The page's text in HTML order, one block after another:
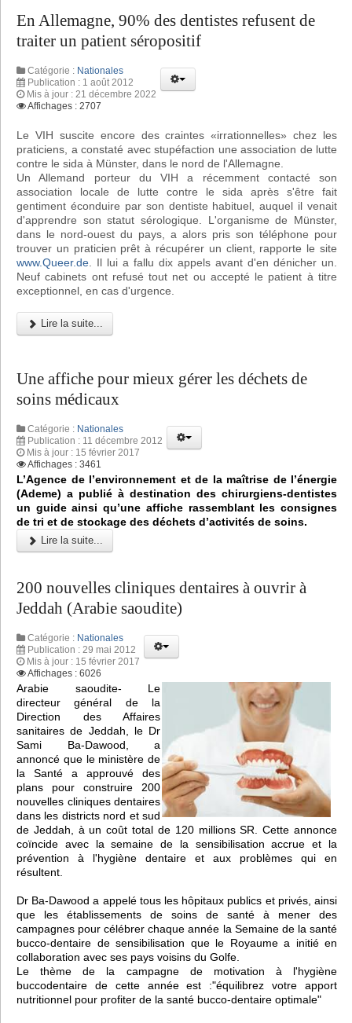
En Allemagne, 90% des dentistes refusent de
traiter un patient séropositif
Catégorie : Nationales
Publication : 1 août 2012
Mis à jour : 21 décembre 2022
Affichages : 2707
Le VIH suscite encore des craintes «irrationnelles» chez les
praticiens, a constaté avec stupéfaction une association de lutte
contre le sida à Münster, dans le nord de l'Allemagne.
Un Allemand porteur du VIH a récemment contacté son
association locale de lutte contre le sida après s'être fait
gentiment éconduire par son dentiste habituel, auquel il venait
d'apprendre son statut sérologique. L'organisme de Münster,
dans le nord-ouest du pays, a alors pris son téléphone pour
trouver un praticien prêt à récupérer un client, rapporte le site
www.Queer.de . Il lui a fallu dix appels avant d'en dénicher un.
Neuf cabinets ont refusé tout net ou accepté le patient à titre
exceptionnel, en cas d'urgence.
Lire la suite...
Une affiche pour mieux gérer les déchets de
soins médicaux
Catégorie : Nationales
Publication : 11 décembre 2012
Mis à jour : 15 février 2017
Affichages : 3461
L’Agence de l’environnement et de la maîtrise de l’énergie
(Ademe) a publié à destination des chirurgiens-dentistes
un guide ainsi qu’une affiche rassemblant les consignes
de tri et de stockage des déchets d’activités de soins.
Lire la suite...
200 nouvelles cliniques dentaires à ouvrir à
Jeddah (Arabie saoudite)
Catégorie : Nationales
Publication : 29 mai 2012
Mis à jour : 15 février 2017
Affichages : 6026
Arabie saoudite- Le
directeur général de la
Direction des Affaires
sanitaires de Jeddah, le Dr
Sami Ba-Dawood, a
annoncé que le ministère de
la Santé a approuvé des
plans pour construire 200
nouvelles cliniques dentaires
dans les districts nord et sud
de Jeddah, à un coût total de 120 millions SR. Cette annonce
coïncide avec la semaine de la sensibilisation accrue et la
prévention à l'hygiène dentaire et aux problèmes qui en
résultent.
Dr Ba-Dawood a appelé tous les hôpitaux publics et privés, ainsi
que les établissements de soins de santé à mener des
campagnes pour célébrer chaque année la Semaine de la santé
bucco-dentaire de sensibilisation que le Royaume a initié en
collaboration avec ses pays voisins du Golfe.
Le thème de la campagne de motivation à l'hygiène
buccodentaire de cette année est :"équilibrez votre apport
nutritionnel pour profiter de la santé bucco-dentaire optimale"